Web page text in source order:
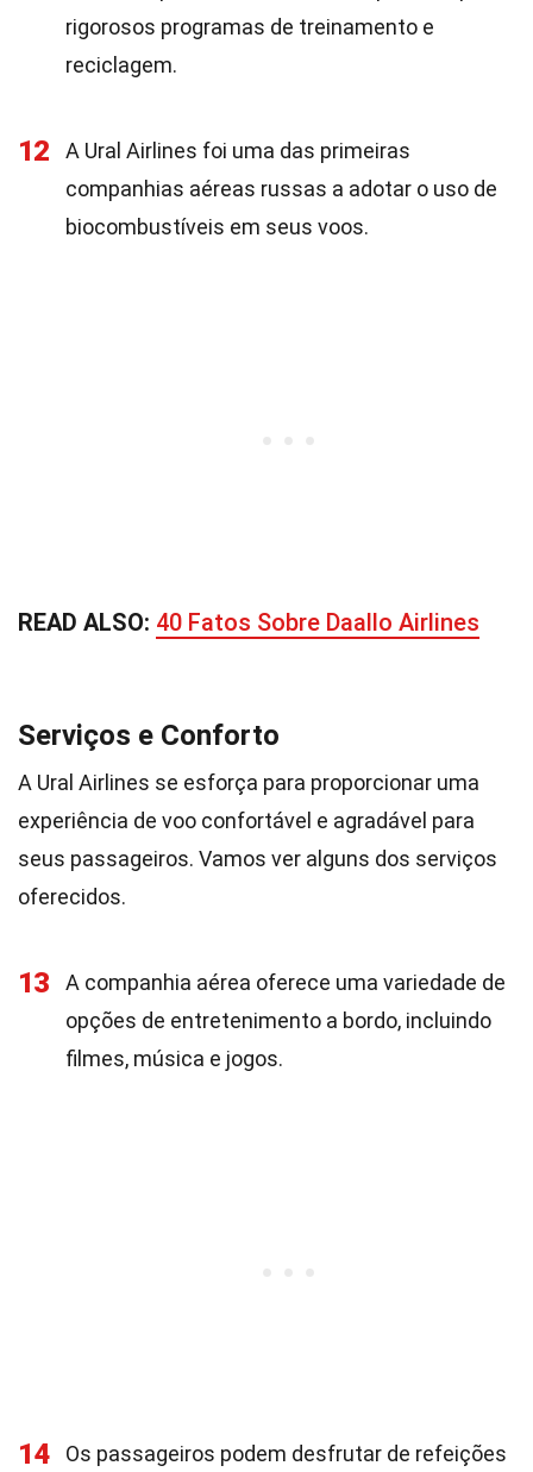
rigorosos programas de treinamento e
reciclagem.
12
A Ural Airlines foi uma das primeiras
companhias aéreas russas a adotar o uso de
biocombustíveis em seus voos.
READ ALSO: 40 Fatos Sobre Daallo Airlines
Serviços e Conforto
A Ural Airlines se esforça para proporcionar uma
experiência de voo confortável e agradável para
seus passageiros. Vamos ver alguns dos serviços
oferecidos.
13
A companhia aérea oferece uma variedade de
opções de entretenimento a bordo, incluindo
filmes, música e jogos.
14
Os passageiros podem desfrutar de refeições